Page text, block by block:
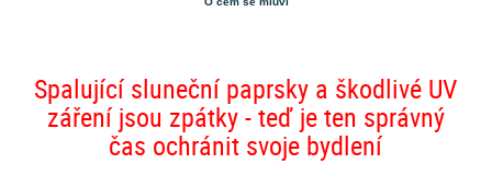
Spalující sluneční paprsky a škodlivé UV
záření jsou zpátky - teď je ten správný
čas ochránit svoje bydlení